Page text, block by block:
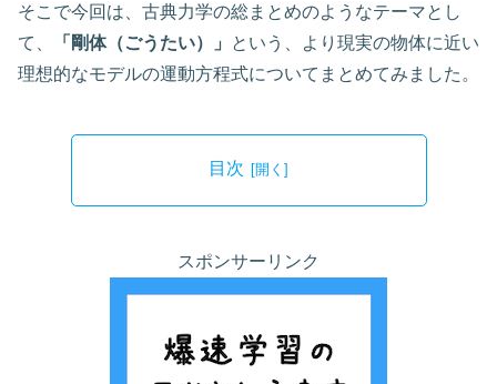
そこで今回は、古典力学の総まとめのようなテーマとし
て、
「剛体（ごうたい）」
という、より現実の物体に近い
理想的なモデルの運動方程式についてまとめてみました。
目次
スポンサーリンク